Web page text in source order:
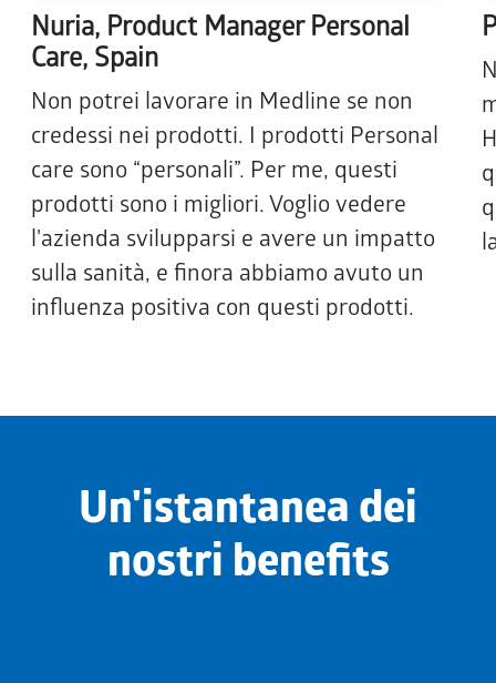
Nuria, Product Manager Personal
Care, Spain
Non potrei lavorare in Medline se non
credessi nei prodotti. I prodotti Personal
care sono “personali”. Per me, questi
prodotti sono i migliori. Voglio vedere
l'azienda svilupparsi e avere un impatto
sulla sanità, e finora abbiamo avuto un
influenza positiva con questi prodotti.
Un'istantanea dei
nostri benefits